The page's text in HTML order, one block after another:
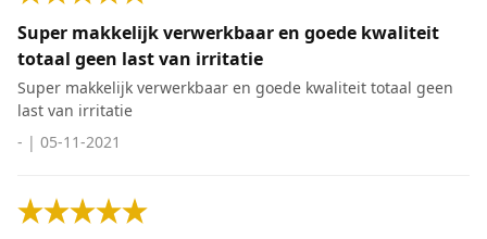
Super makkelijk verwerkbaar en goede kwaliteit
totaal geen last van irritatie
Super makkelijk verwerkbaar en goede kwaliteit totaal geen
last van irritatie
- | 05-11-2021